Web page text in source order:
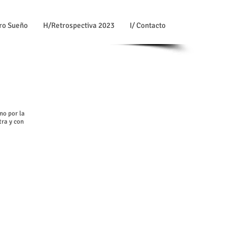
Sueño H/Retrospectiva 2023 I/ Contacto
por la
y con